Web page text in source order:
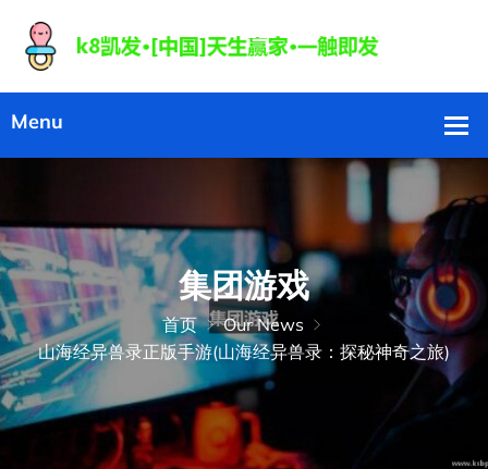
集团游戏
首页
Our News
山海经异兽录正版手游(山海经异兽录：探秘神奇之旅)